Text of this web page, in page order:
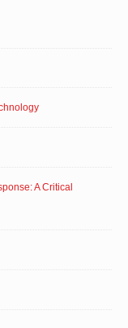
A Critical